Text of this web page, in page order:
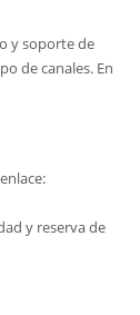
y soporte de
de canales. En
y reserva de